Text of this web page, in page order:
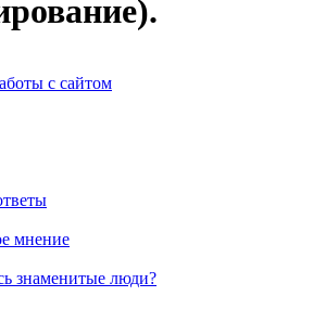
с сайтом
мнение
знаменитые люди?